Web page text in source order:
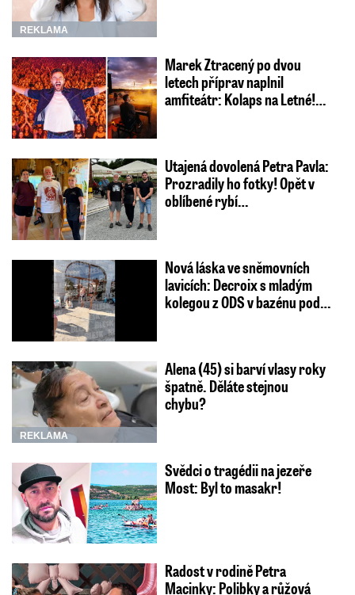
REKLAMA
Marek Ztracený po dvou
letech příprav naplnil
amfiteátr: Kolaps na Letné!…
Utajená dovolená Petra Pavla:
Prozradily ho fotky! Opět v
oblíbené rybí…
Nová láska ve sněmovních
lavicích: Decroix s mladým
kolegou z ODS v bazénu pod…
REKLAMA
Alena (45) si barví vlasy roky
špatně. Děláte stejnou
chybu?
Svědci o tragédii na jezeře
Most: Byl to masakr!
Radost v rodině Petra
Macinky: Polibky a růžová